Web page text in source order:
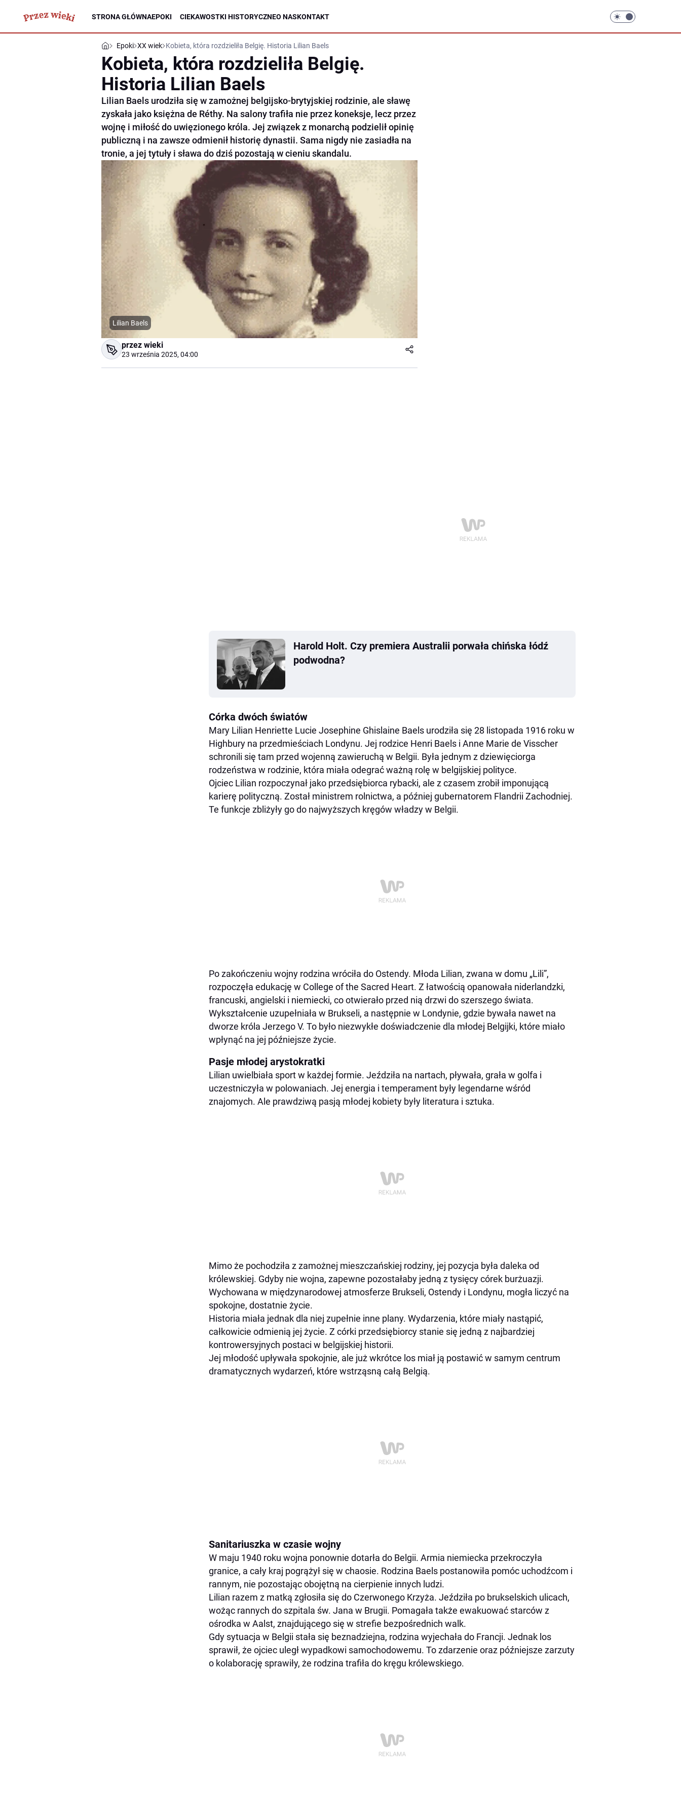
STRONA GŁÓWNAEPOKI CIEKAWOSTKI HISTORYCZNEO NASKONTAKT
Epoki XX wiek Kobieta, która rozdzieliła Belgię. Historia Lilian Baels
Kobieta, która rozdzieliła Belgię.
Historia Lilian Baels
Lilian Baels urodziła się w zamożnej belgijsko-brytyjskiej rodzinie, ale sławę
zyskała jako księżna de Réthy. Na salony trafiła nie przez koneksje, lecz przez
wojnę i miłość do uwięzionego króla. Jej związek z monarchą podzielił opinię
publiczną i na zawsze odmienił historię dynastii. Sama nigdy nie zasiadła na
tronie, a jej tytuły i sława do dziś pozostają w cieniu skandalu.
Lilian Baels
przez wieki
23 września 2025, 04:00
Harold Holt. Czy premiera Australii porwała chińska łódź
podwodna?
Córka dwóch światów
Mary Lilian Henriette Lucie Josephine Ghislaine Baels urodziła się 28 listopada 1916 roku w
Highbury na przedmieściach Londynu. Jej rodzice Henri Baels i Anne Marie de Visscher
schronili się tam przed wojenną zawieruchą w Belgii. Była jednym z dziewięciorga
rodzeństwa w rodzinie, która miała odegrać ważną rolę w belgijskiej polityce.
Ojciec Lilian rozpoczynał jako przedsiębiorca rybacki, ale z czasem zrobił imponującą
karierę polityczną. Został ministrem rolnictwa, a później gubernatorem Flandrii Zachodniej.
Te funkcje zbliżyły go do najwyższych kręgów władzy w Belgii.
Po zakończeniu wojny rodzina wróciła do Ostendy. Młoda Lilian, zwana w domu „Lili”,
rozpoczęła edukację w College of the Sacred Heart. Z łatwością opanowała niderlandzki,
francuski, angielski i niemiecki, co otwierało przed nią drzwi do szerszego świata.
Wykształcenie uzupełniała w Brukseli, a następnie w Londynie, gdzie bywała nawet na
dworze króla Jerzego V. To było niezwykłe doświadczenie dla młodej Belgijki, które miało
wpłynąć na jej późniejsze życie.
Pasje młodej arystokratki
Lilian uwielbiała sport w każdej formie. Jeździła na nartach, pływała, grała w golfa i
uczestniczyła w polowaniach. Jej energia i temperament były legendarne wśród
znajomych. Ale prawdziwą pasją młodej kobiety były literatura i sztuka.
Mimo że pochodziła z zamożnej mieszczańskiej rodziny, jej pozycja była daleka od
królewskiej. Gdyby nie wojna, zapewne pozostałaby jedną z tysięcy córek burżuazji.
Wychowana w międzynarodowej atmosferze Brukseli, Ostendy i Londynu, mogła liczyć na
spokojne, dostatnie życie.
Historia miała jednak dla niej zupełnie inne plany. Wydarzenia, które miały nastąpić,
całkowicie odmienią jej życie. Z córki przedsiębiorcy stanie się jedną z najbardziej
kontrowersyjnych postaci w belgijskiej historii.
Jej młodość upływała spokojnie, ale już wkrótce los miał ją postawić w samym centrum
dramatycznych wydarzeń, które wstrząsną całą Belgią.
Sanitariuszka w czasie wojny
W maju 1940 roku wojna ponownie dotarła do Belgii. Armia niemiecka przekroczyła
granice, a cały kraj pogrążył się w chaosie. Rodzina Baels postanowiła pomóc uchodźcom i
rannym, nie pozostając obojętną na cierpienie innych ludzi.
Lilian razem z matką zgłosiła się do Czerwonego Krzyża. Jeździła po brukselskich ulicach,
wożąc rannych do szpitala św. Jana w Brugii. Pomagała także ewakuować starców z
ośrodka w Aalst, znajdującego się w strefie bezpośrednich walk.
Gdy sytuacja w Belgii stała się beznadziejna, rodzina wyjechała do Francji. Jednak los
sprawił, że ojciec uległ wypadkowi samochodowemu. To zdarzenie oraz późniejsze zarzuty
o kolaborację sprawiły, że rodzina trafiła do kręgu królewskiego.